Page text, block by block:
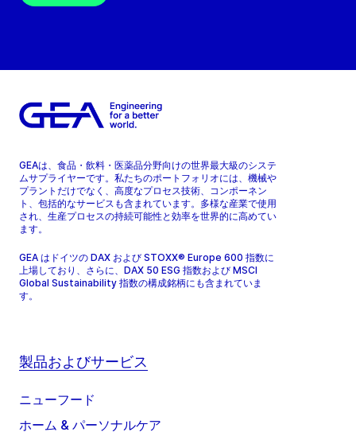
GEAは、食品・飲料・医薬品分野向けの世界最大級のシステ
ムサプライヤーです。私たちのポートフォリオには、機械や
プラントだけでなく、高度なプロセス技術、コンポーネン
ト、包括的なサービスも含まれています。多様な産業で使用
され、生産プロセスの持続可能性と効率を世界的に高めてい
ます。
GEA はドイツの DAX および STOXX® Europe 600 指数に
上場しており、さらに、DAX 50 ESG 指数および MSCI
Global Sustainability 指数の構成銘柄にも含まれていま
す。
製品およびサービス
ニューフード
ホーム & パーソナルケア